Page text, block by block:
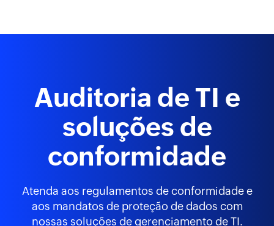
Auditoria de TI e
soluções de
conformidade
Atenda aos regulamentos de conformidade e
aos mandatos de proteção de dados com
nossas soluções de gerenciamento de TI.